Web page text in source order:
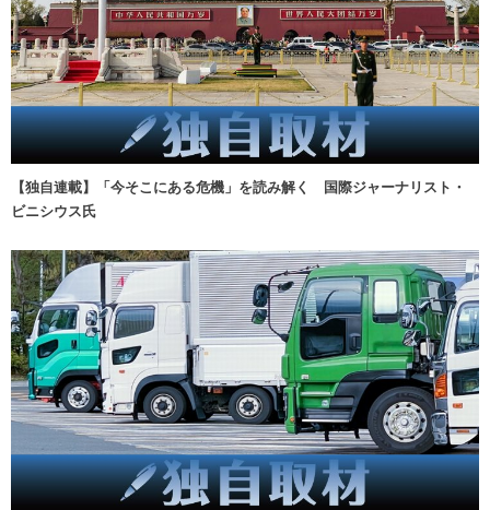
【独自連載】「今そこにある危機」を読み解く 国際ジャーナリスト・
ビニシウス氏